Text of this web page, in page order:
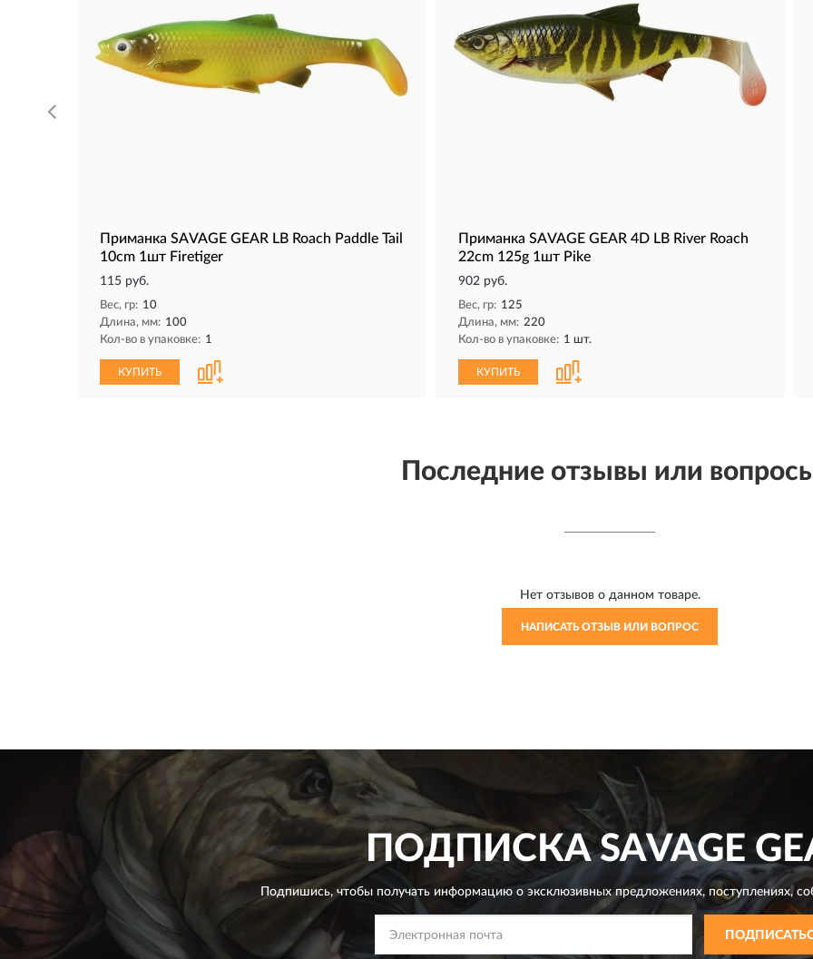
Приманка SAVAGE GEAR LB Roach Paddle Tail
10cm 1шт Firetiger
115 руб.
Вес, гр: 10
Длина, мм: 100
Кол-во в упаковке: 1
КУПИТЬ
Приманка SAVAGE GEAR 4D LB River Roach
22cm 125g 1шт Pike
902 руб.
Вес, гр: 125
Длина, мм: 220
Кол-во в упаковке: 1 шт.
КУПИТЬ
Последние отзывы или
Нет отзывов о данном товаре.
НАПИСАТЬ ОТЗЫВ ИЛИ ВОПРОС
ПОДПИСКАSAVAGE
Подпишись, чтобы получать информацию о эксклюзивных предложениях,поступлениях,